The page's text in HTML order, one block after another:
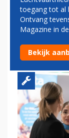
OOK
toegang tot al
Ontvang
Magazine in
Bekijk